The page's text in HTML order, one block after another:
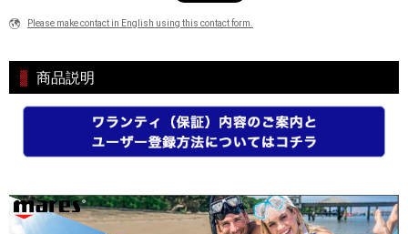
Please make contact in English using this contact form.
商品説明